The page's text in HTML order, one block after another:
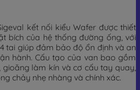
kết nối kiểu Wafer được thiết
bích của hệ thống đường ống, với
tai giúp đảm bảo độ ổn định và an
hành. Cấu tạo của van bao gồm
gioăng làm kín và cơ cấu tay quay,
chảy nhẹ nhàng và chính xác.